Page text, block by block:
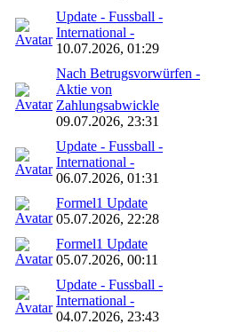
Update - Fussball -
International -
10.07.2026, 01:29
Nach Betrugsvorwürfen -
Aktie von
Zahlungsabwickle
09.07.2026, 23:31
Update - Fussball -
International -
06.07.2026, 01:31
Formel1 Update
05.07.2026, 22:28
Formel1 Update
05.07.2026, 00:11
Update - Fussball -
International -
04.07.2026, 23:43